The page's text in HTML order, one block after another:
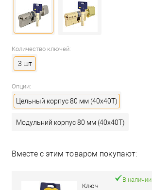
Количество ключей:
3 шт
Опции:
Цельный корпус 80 мм (40x40T)
Модульний корпус 80 мм (40x40T)
Вместе с этим товаром покупают:
Ключ
В наличии